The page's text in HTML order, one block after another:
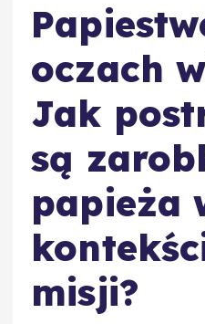
oczach
Jak
są
papieża
misji?